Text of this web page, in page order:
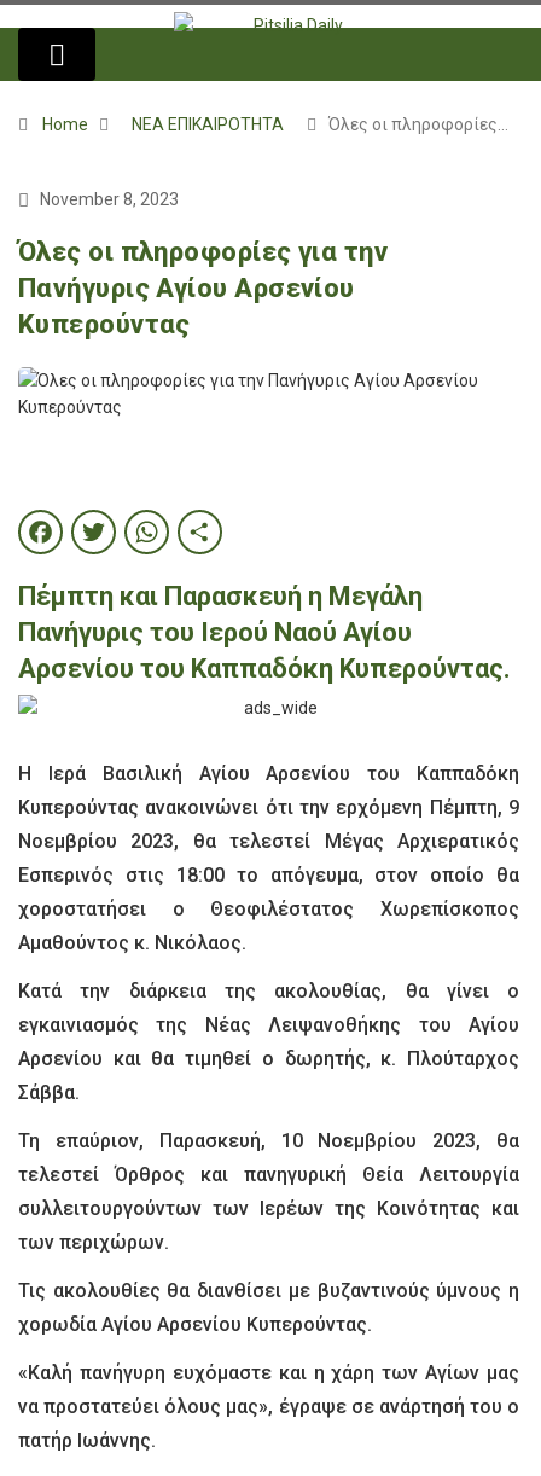
Home ΝΕΑ ΕΠΙΚΑΙΡΟΤΗΤΑ Όλες οι πληροφορίες…
November 8, 2023
Όλες οι πληροφορίες για την
Πανήγυρις Αγίου Αρσενίου
Κυπερούντας
Facebook
Twitter
WhatsApp
Share
Πέμπτη και Παρασκευή η Μεγάλη
Πανήγυρις του Ιερού Ναού Αγίου
Αρσενίου του Καππαδόκη Κυπερούντας.
Η Ιερά Βασιλική Αγίου Αρσενίου του Καππαδόκη
Κυπερούντας ανακοινώνει ότι την ερχόμενη Πέμπτη, 9
Νοεμβρίου 2023, θα τελεστεί Μέγας Αρχιερατικός
Εσπερινός στις 18:00 το απόγευμα, στον οποίο θα
χοροστατήσει ο Θεοφιλέστατος Χωρεπίσκοπος
Αμαθούντος κ. Νικόλαος.
Κατά την διάρκεια της ακολουθίας, θα γίνει ο
εγκαινιασμός της Νέας Λειψανοθήκης του Αγίου
Αρσενίου και θα τιμηθεί ο δωρητής, κ. Πλούταρχος
Σάββα.
Τη επαύριον, Παρασκευή, 10 Νοεμβρίου 2023, θα
τελεστεί Όρθρος και πανηγυρική Θεία Λειτουργία
συλλειτουργούντων των Ιερέων της Κοινότητας και
των περιχώρων.
Τις ακολουθίες θα διανθίσει με βυζαντινούς ύμνους η
χορωδία Αγίου Αρσενίου Κυπερούντας.
«Καλή πανήγυρη ευχόμαστε και η χάρη των Αγίων μας
να προστατεύει όλους μας», έγραψε σε ανάρτησή του ο
πατήρ Ιωάννης.